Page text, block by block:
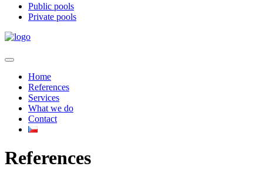
Public pools
Private pools
Home
References
Services
What we do
Contact
References